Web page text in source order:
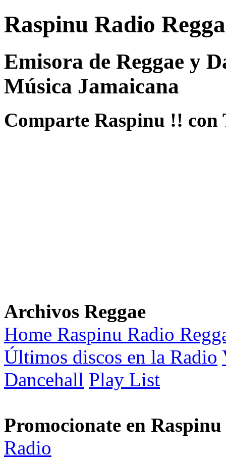
Raspinu Radio
Emisora de Reggae y
Música Jamaicana
Comparte Raspinu !! con
Archivos Reggae
Home Raspinu Radio
Últimos discos en la Radio
Dancehall Play List
Promocionate en
Radio